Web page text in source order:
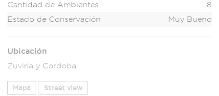
Cantidad de Ambientes
8
Estado de Conservación
Muy Bueno
Ubicación
Zuviria y Cordoba
Mapa Street view